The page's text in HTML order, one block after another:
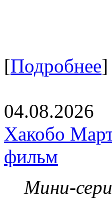
[Подробнее]
04.08.2026
Хакобо
фильм
Мини-